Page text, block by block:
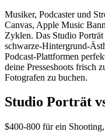
Musiker, Podcaster und
Canvas, Apple Music
Zyklen. Das Studio
schwarze-Hintergrund-
Podcast-Plattformen
deine Presseshoots frisch
Fotografen zu buchen.
Studio Porträt
$400-800 für ein